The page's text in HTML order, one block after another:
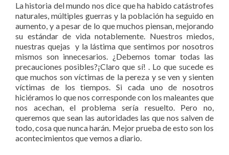
La historia del mundo nos dice que ha habido catástrofes
naturales, múltiples guerras y la población ha seguido en
aumento, y a pesar de lo que muchos piensan, mejorando
su estándar de vida notablemente. Nuestros miedos,
nuestras quejas y la lástima que sentimos por nosotros
mismos son innecesarios. ¿Debemos tomar todas las
precauciones posibles?¡Claro que sí! . Lo que sucede es
que muchos son víctimas de la pereza y se ven y sienten
víctimas de los tiempos. Si cada uno de nosotros
hiciéramos lo que nos corresponde con los maleantes que
nos acechan, el problema sería resuelto. Pero no,
queremos que sean las autoridades las que nos salven de
todo, cosa que nunca harán. Mejor prueba de esto son los
acontecimientos que vemos a diario.